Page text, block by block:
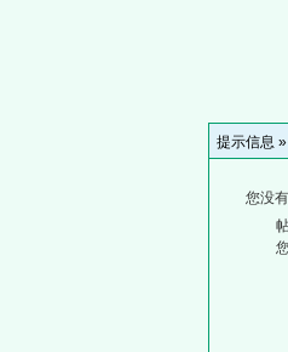
提示信息 »
您没